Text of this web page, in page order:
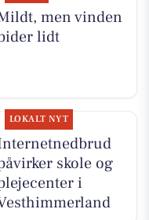
men vinden
lidt
LOKALT NYT
skole og
i